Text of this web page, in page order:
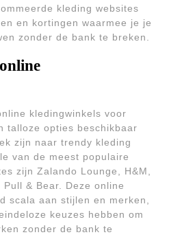
kleding websites
en kortingen waarmee je je
zonder de bank te breken.
kledingwinkels voor
talloze opties beschikbaar
zijn naar trendy kleding
van de meest populaire
zijn Zalando Lounge, H&M,
& Bear. Deze online
scala aan stijlen en merken,
keuzes hebben om
zonder de bank te